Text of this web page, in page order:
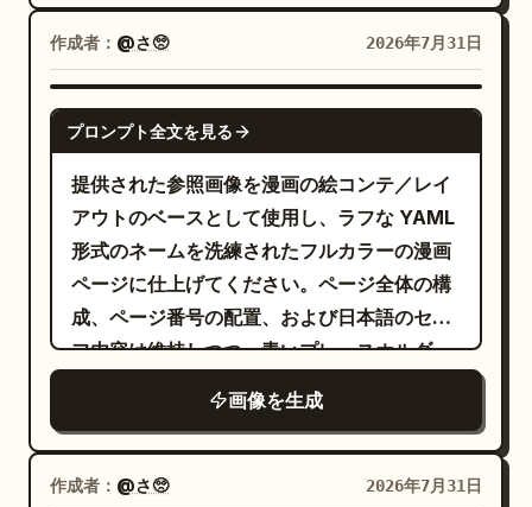
あるライスブラウン ＋ ライトブラウン ＋ ク
シャドウで、日本のライフスタイル漫画や癒
やしのイラストのような雰囲気。 [テキスト
つ明瞭に記述し、文字化けや変形がないよう
にしてください。避けるべき要素：写実的な
写真、3D レンダリング、鮮やかな色使い、
複雑な背景、キャラクターの顔の崩れ、文字
化け、安っぽいステッカーのような質感。
や油絵のような質感、目に見える筆致、鮮や
かな色彩、太い黒の輪郭線、遊び心のあるプ
ロポーションを持つ、大胆な子供向けのイラ
ストのように仕上げてください。正方形に近
トリアリズム、グラデーション、細い線画、
余分なテキストは避けてください。
プロ仕様の線画、柔らかなグラデーション、
詳細なキャラクター描写、そして鮮明な黒い
コマ枠を備えた、クリーンなフルカラーの少
女／女性向け漫画ページを完成させること。
キャンバスとレイアウト：4 コマ構成を厳守
してください（上段に横長 1 コマ、中段に斜
め 2 コマ、下段に横長 1 コマ）。左上にタイ
トル「夜食」、右上にページ番号「2/4」、
中央下にアーティスト名「@_sagyo」を配
置してください。 各コマの変換： 1. 上段の横
長コマ：絵コンテの少女を、温かみのあるキ
ッチンでネギをトッピングした冷奴の器を持
つ美しい若い女性として描いてください。縦
書きの吹き出しを 1 つ配置し、「じゃ…お豆
腐にめんつゆかけて…！」と入れてくださ
作成者： @さ🥺 2026年7月31日
GPT IMAGE 2
プロンプト全文を見る
提供された参照画像を漫画の絵コンテ／レイ
アウトのベースとして使用し、ラフな YAML
形式のネームを洗練されたフルカラーの漫画
ページに仕上げてください。ページ全体の構
成、ページ番号の配置、および日本語のセリ
フ内容は維持しつつ、青いプレースホルダー
換え、コマ枠をきれいに描き直してくださ
い。 目標：参照する絵コンテに基づき、タイ
トル
夜食 、ページ
の完成した漫画ペ
画像を生成
作成者： @さ🥺 2026年7月31日